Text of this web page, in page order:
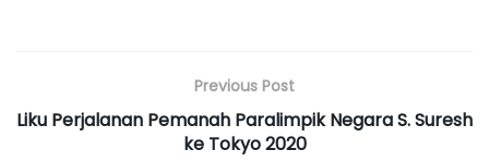
Previous Post
Liku Perjalanan Pemanah Paralimpik Negara S. Suresh
ke Tokyo 2020